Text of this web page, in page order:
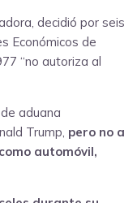
decidió por seis
Económicos de
“no autoriza al
aduana
Trump, pero no a
automóvil,